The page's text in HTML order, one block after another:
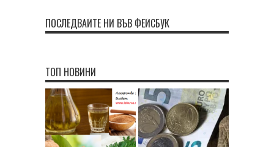
ПОСЛЕДВАЙТЕ НИ ВЪВ ФЕЙСБУК
ТОП НОВИНИ